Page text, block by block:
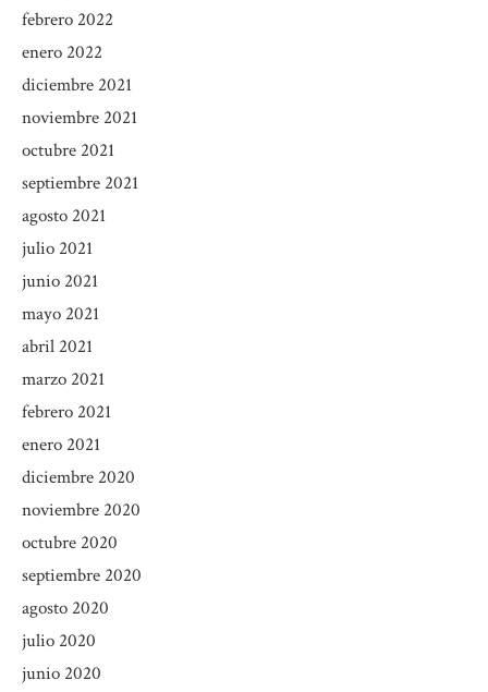
febrero 2022
enero 2022
diciembre 2021
noviembre 2021
octubre 2021
septiembre 2021
agosto 2021
julio 2021
junio 2021
mayo 2021
abril 2021
marzo 2021
febrero 2021
enero 2021
diciembre 2020
noviembre 2020
octubre 2020
septiembre 2020
agosto 2020
julio 2020
junio 2020